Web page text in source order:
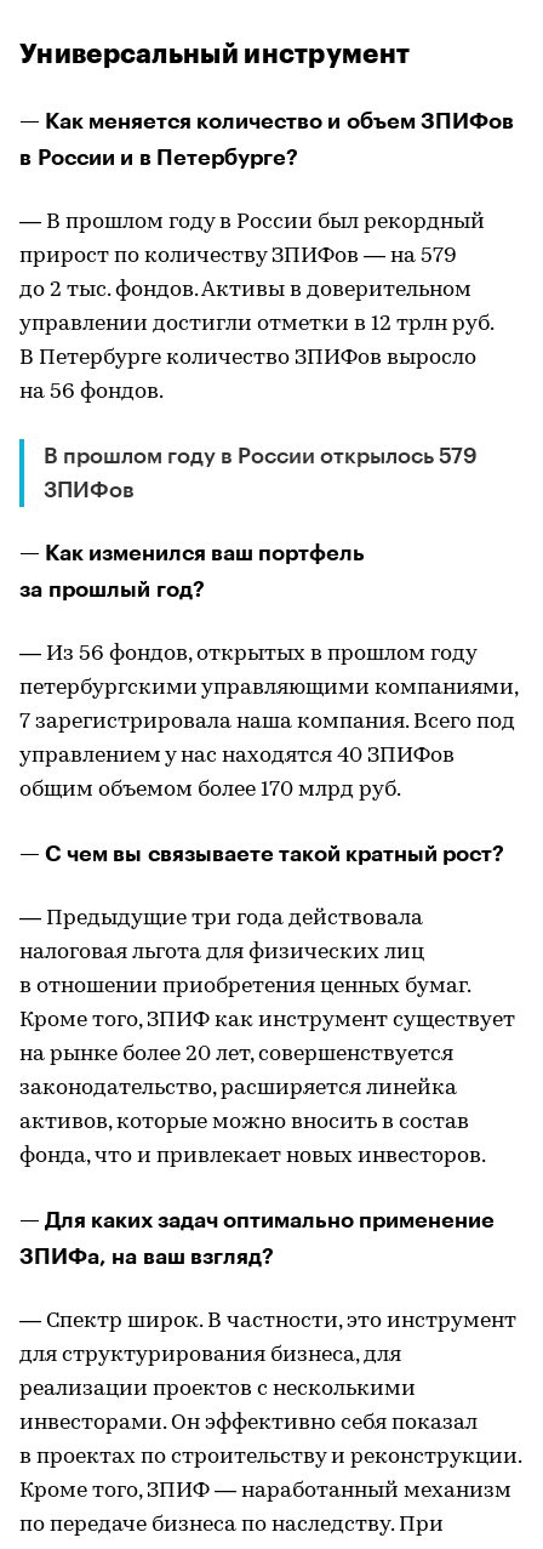
Универсальный инструмент
— Как меняется количество и объем ЗПИФов
в России и в Петербурге?
— В прошлом году в России был рекордный
прирост по количеству ЗПИФов — на 579
до 2 тыс. фондов. Активы в доверительном
управлении достигли отметки в 12 трлн руб.
В Петербурге количество ЗПИФов выросло
на 56 фондов.
В прошлом году в России открылось 579
ЗПИФов
— Как изменился ваш портфель
за прошлый год?
— Из 56 фондов, открытых в прошлом году
петербургскими управляющими компаниями,
7 зарегистрировала наша компания. Всего под
управлением у нас находятся 40 ЗПИФов
общим объемом более 170 млрд руб.
— С чем вы связываете такой кратный рост?
— Предыдущие три года действовала
налоговая льгота для физических лиц
в отношении приобретения ценных бумаг.
Кроме того, ЗПИФ как инструмент существует
на рынке более 20 лет, совершенствуется
законодательство, расширяется линейка
активов, которые можно вносить в состав
фонда, что и привлекает новых инвесторов.
— Для каких задач оптимально применение
ЗПИФа, на ваш взгляд?
— Спектр широк. В частности, это инструмент
для структурирования бизнеса, для
реализации проектов с несколькими
инвесторами. Он эффективно себя показал
в проектах по строительству и реконструкции.
Кроме того, ЗПИФ — наработанный механизм
по передаче бизнеса по наследству. При